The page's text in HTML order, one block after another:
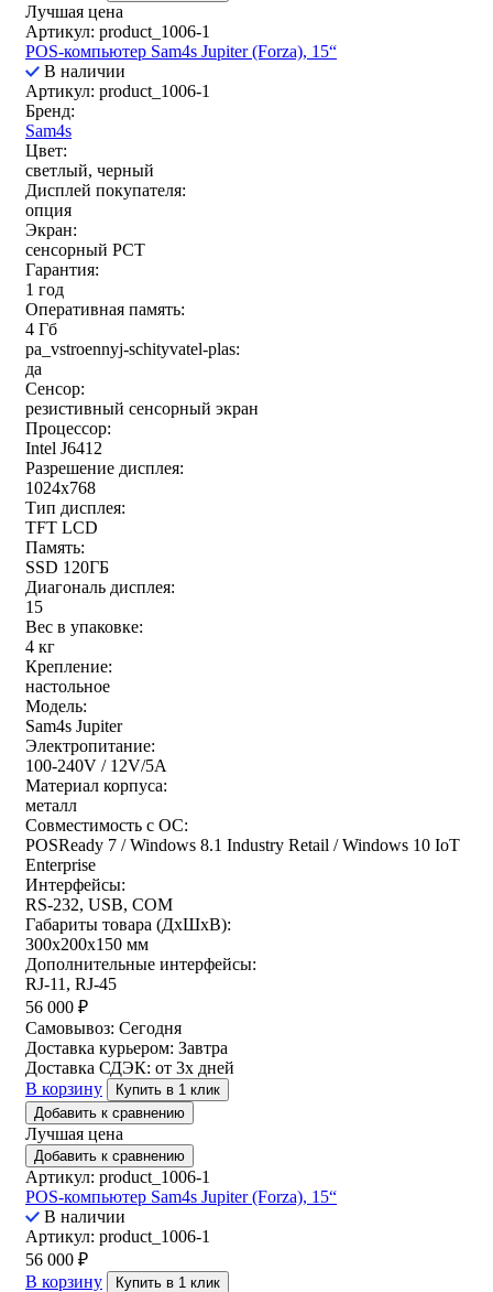
Лучшая цена
Артикул: product_1006-1
POS-компьютер Sam4s Jupiter (Forza), 15“
В наличии
Артикул: product_1006-1
Бренд:
Sam4s
Цвет:
светлый, черный
Дисплей покупателя:
опция
Экран:
сенсорный РСТ
Гарантия:
1 год
Оперативная память:
4 Гб
pa_vstroennyj-schityvatel-plas:
да
Сенсор:
резистивный сенсорный экран
Процессор:
Intel J6412
Разрешение дисплея:
1024x768
Тип дисплея:
TFT LCD
Память:
SSD 120ГБ
Диагональ дисплея:
15
Вес в упаковке:
4 кг
Крепление:
настольное
Модель:
Sam4s Jupiter
Электропитание:
100-240V / 12V/5A
Материал корпуса:
металл
Совместимость с ОС:
POSReady 7 / Windows 8.1 Industry Retail / Windows 10 IoT
Enterprise
Интерфейсы:
RS-232, USB, COM
Габариты товара (ДxШxВ):
300х200х150 мм
Дополнительные интерфейсы:
RJ-11, RJ-45
56 000 ₽
Самовывоз: Сегодня
Доставка курьером: Завтра
Доставка СДЭК: от 3х дней
В корзину
Купить в 1 клик
Добавить к сравнению
Лучшая цена
Добавить к сравнению
Артикул: product_1006-1
POS-компьютер Sam4s Jupiter (Forza), 15“
В наличии
Артикул: product_1006-1
56 000 ₽
В корзину
Купить в 1 клик